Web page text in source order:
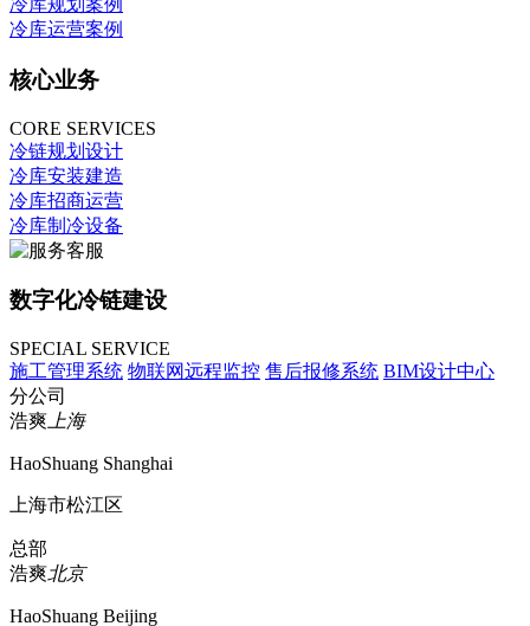
冷库规划案例
冷库运营案例
核心业务
CORE SERVICES
冷链规划设计
冷库安装建造
冷库招商运营
冷库制冷设备
数字化冷链建设
SPECIAL SERVICE
施工管理系统 物联网远程监控 售后报修系统 BIM设计中心
分公司
浩爽 上海
HaoShuang Shanghai
上海市松江区
总部
浩爽北京
HaoShuang Beijing